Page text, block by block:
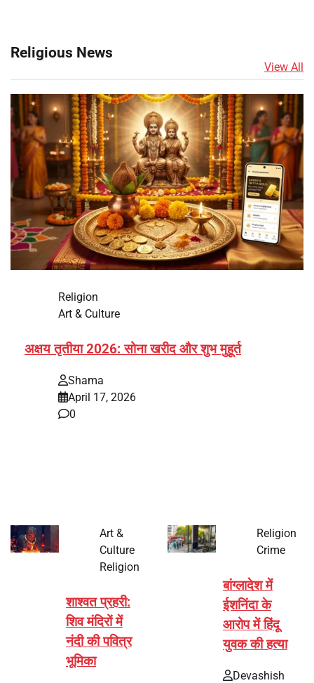
Religious News
View All
Religion
Art & Culture
अक्षय तृतीया 2026: सोना खरीद और शुभ मुहूर्त
Shama
April 17, 2026
0
Art &
Culture
Religion
शाश्वत प्रहरी:
शिव मंदिरों में
नंदी की पवित्र
भूमिका
Religion
Crime
बांग्लादेश में
ईशनिंदा के
आरोप में हिंदू
युवक की हत्या
Devashish